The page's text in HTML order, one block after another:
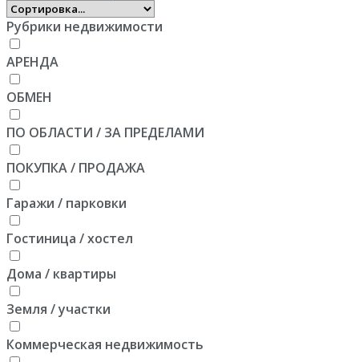
Рубрики недвижимости
АРЕНДА
ОБМЕН
ПО ОБЛАСТИ / ЗА ПРЕДЕЛАМИ
ПОКУПКА / ПРОДАЖА
Гаражи / парковки
Гостиница / хостел
Дома / квартиры
Земля / участки
Коммерческая недвижимость